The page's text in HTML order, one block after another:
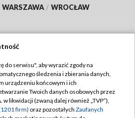
WARSZAWA / WROCŁAW
TVP
Regulamin TVP
prywatności
do serwisu", aby wyrazić zgody na
śledzenia i zbierania danych,
urządzeniu końcowym i ich
Twoich danych osobowych przez
w likwidacji (zwaną dalej również „TVP”),
firm) oraz pozostałych Zaufanych